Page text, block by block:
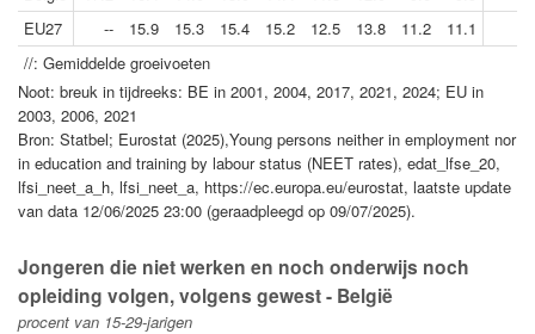
EU27
-- 15.9 15.3 15.4 15.2 12.5 13.8 11.2
11.1
//: Gemiddelde groeivoeten
Noot: breuk in tijdreeks: BE in 2001, 2004, 2017, 2021, 2024; EU in
2003, 2006, 2021
Bron: Statbel; Eurostat (2025),Young persons neither in employment nor
in education and training by labour status (NEET rates), edat_lfse_20,
lfsi_neet_a_h, lfsi_neet_a, https://ec.europa.eu/eurostat, laatste update
van data 12/06/2025 23:00 (geraadpleegd op 09/07/2025).
Jongeren die niet werken en noch onderwijs noch
opleiding volgen, volgens gewest - België
procent van 15-29-jarigen